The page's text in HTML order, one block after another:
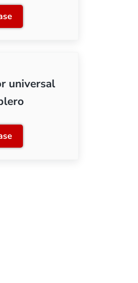
3: Desvíos Rocoline con
universal
6: Motor universal bajo